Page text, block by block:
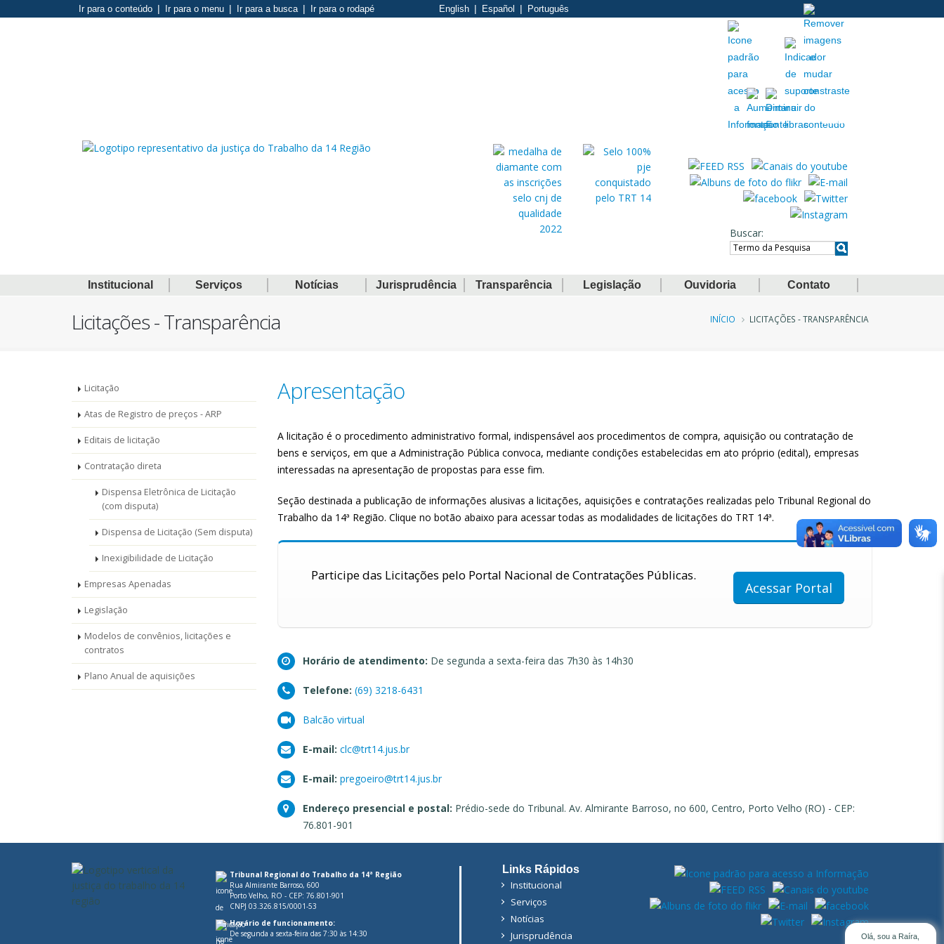
Ir para o conteúdo Ir para o menu Ir para a busca Ir para o rodapé English Español Português
Extranet
Buscar
Institucional Serviços Notícias Jurisprudência Transparência Legislação Ouvidoria Contato
Licitações - Transparência
Trilha
INÍCIO LICITAÇÕES - TRANSPARÊNCIA
Menu
-
Licitações
Licitação
Atas de Registro de preços - ARP
Editais de licitação
Contratação direta
Dispensa Eletrônica de Licitação
(com disputa)
Dispensa de Licitação (Sem disputa)
Inexigibilidade de Licitação
Empresas Apenadas
Legislação
Modelos de convênios, licitações e
contratos
Plano Anual de aquisições
Apresentação
A licitação é o procedimento administrativo formal, indispensável aos procedimentos de compra, aquisição ou contratação de
bens e serviços, em que a Administração Pública convoca, mediante condições estabelecidas em ato próprio (edital), empresas
interessadas na apresentação de propostas para esse fim.
Seção destinada a publicação de informações alusivas a licitações, aquisições e contratações realizadas pelo Tribunal Regional do
Trabalho da 14ª Região. Clique no botão abaixo para acessar todas as modalidades de licitações do TRT 14ª.
Participe das Licitações pelo Portal Nacional de Contratações Públicas.
Acessar Portal
Horário de atendimento: De segunda a sexta-feira das 7h30 às 14h30
Telefone: (69) 3218-6431
Balcão virtual
E-mail: clc@trt14.jus.br
E-mail: pregoeiro@trt14.jus.br
Endereço presencial e postal: Prédio-sede do Tribunal. Av. Almirante Barroso, no 600, Centro, Porto Velho (RO) - CEP:
76.801-901
Tribunal Regional do Trabalho da 14ª Região
Rua Almirante Barroso, 600
Porto Velho, RO - CEP: 76.801-901
CNPJ 03.326.815/0001-53
Horário de funcionamento:
De segunda a sexta-feira das 7:30 às 14:30
Links Rápidos
Institucional
Serviços
Notícias
Jurisprudência
Olá, sou a Raíra,